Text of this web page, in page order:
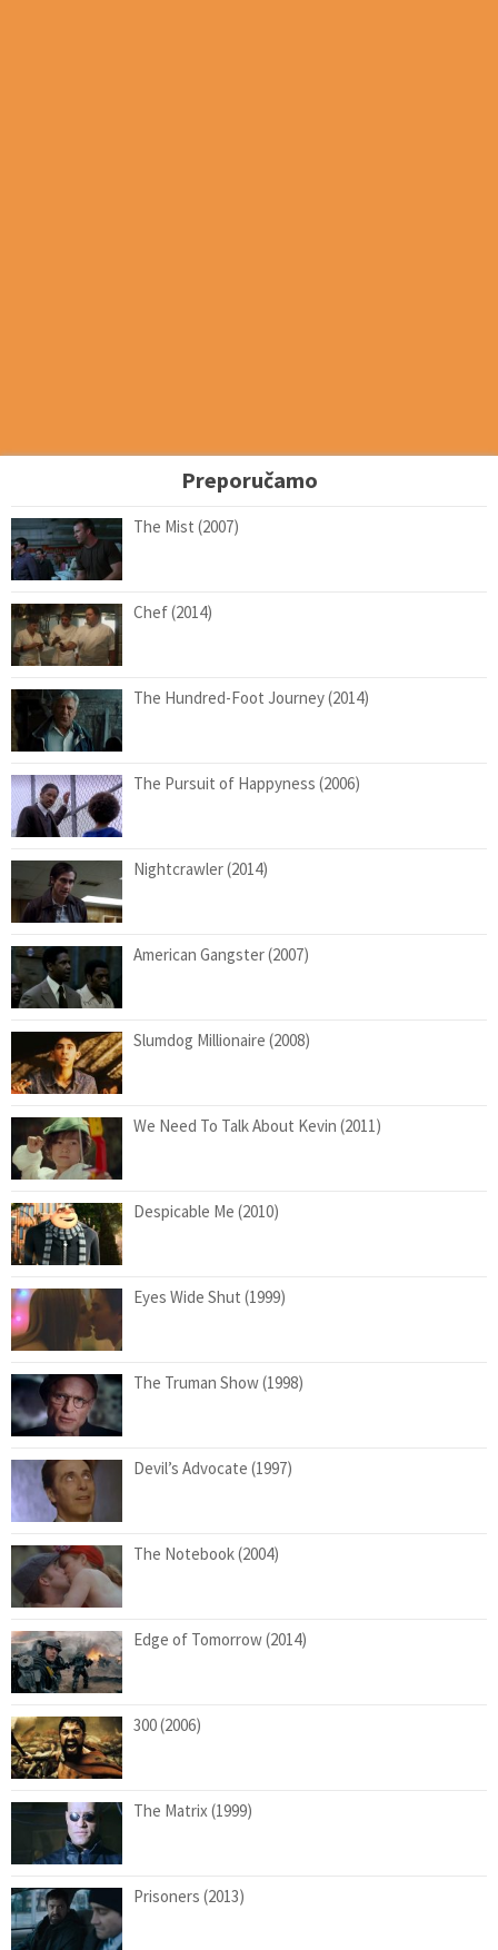
Preporučamo
The Mist (2007)
Chef (2014)
The Hundred-Foot Journey (2014)
The Pursuit of Happyness (2006)
Nightcrawler (2014)
American Gangster (2007)
Slumdog Millionaire (2008)
We Need To Talk About Kevin (2011)
Despicable Me (2010)
Eyes Wide Shut (1999)
The Truman Show (1998)
Devil’s Advocate (1997)
The Notebook (2004)
Edge of Tomorrow (2014)
300 (2006)
The Matrix (1999)
Prisoners (2013)